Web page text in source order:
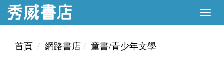
首頁 網路書店 童書/青少年文學